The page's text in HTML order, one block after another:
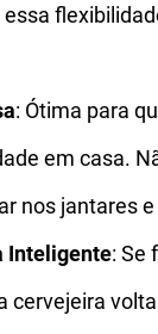
: Ótima para
em casa.
nos jantares
Inteligente: Se
cervejeira